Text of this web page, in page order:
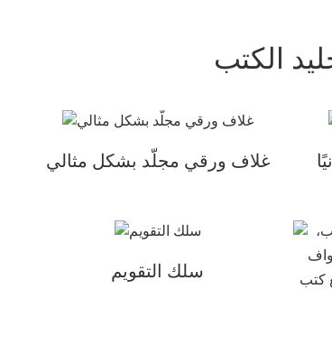
الكتب
غلاف ورقي مجلّد بشكل مثالي
سلك التقويم